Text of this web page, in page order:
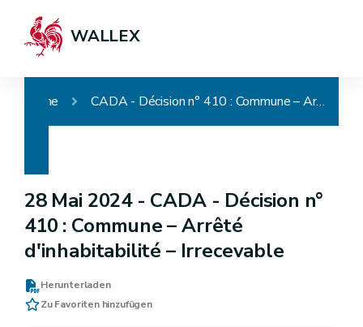
WALLEX
Home CADA - Décision n° 410 : Commune – Arrêté d'inhabitabilité – Irrecevable
28 Mai 2024 - CADA - Décision n°
410 : Commune – Arrêté
d'inhabitabilité – Irrecevable
Herunterladen
Zu Favoriten hinzufügen